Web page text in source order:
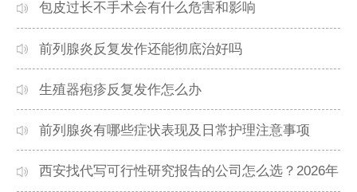
包皮过长不手术会有什么危害和影响
前列腺炎反复发作还能彻底治好吗
生殖器疱疹反复发作怎么办
前列腺炎有哪些症状表现及日常护理注意事项
西安找代写可行性研究报告的公司怎么选？2026年